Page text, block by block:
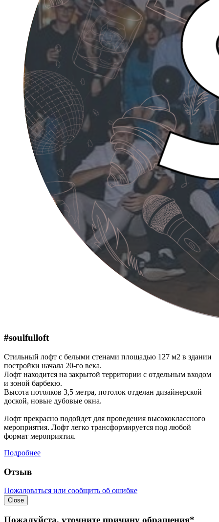
#soulfulloft
Стильный лофт с белыми стенами площадью 127 м2 в здании
постройки начала 20-го века.
Лофт находится на закрытой территории с отдельным входом
и зоной барбекю.
Высота потолков 3,5 метра, потолок отделан дизайнерской
доской, новые дубовые окна.
Лофт прекрасно подойдет для проведения высококлассного
мероприятия. Лофт легко трансформируется под любой
формат мероприятия.
Подробнее
Отзыв
Пожаловаться или сообщить об ошибке
Close
Пожалуйста, уточните причину обращения*